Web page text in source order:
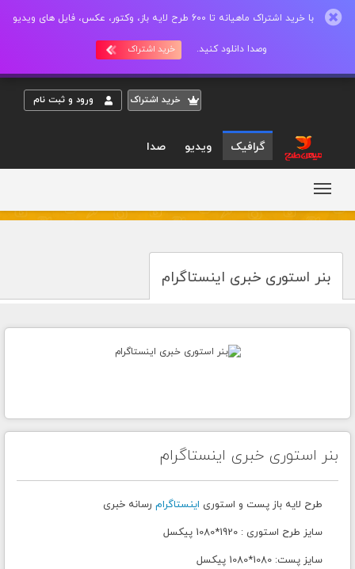
با خرید اشتراک ماهیانه تا 600 طرح لایه باز، وکتور، عکس، فایل های ویدیو
وصدا دانلود کنید. خرید اشتراک
خريد اشتراک ورود و ثبت نام
گرافیک ویدیو صدا
بنر استوری خبری اینستاگرام
بنر استوری خبری اینستاگرام
طرح لایه باز پست و استوری اینستاگرام رسانه خبری
سایز طرح استوری : 1920*1080 پیکسل
سایز پست: 1080*1080 پیکسل